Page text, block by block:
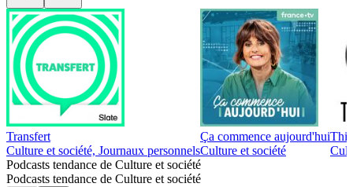
Transfert
Culture et société, Journaux personnels
Ça commence aujourd'hui
Culture et société
Podcasts tendance de Culture et société
Podcasts tendance de Culture et société